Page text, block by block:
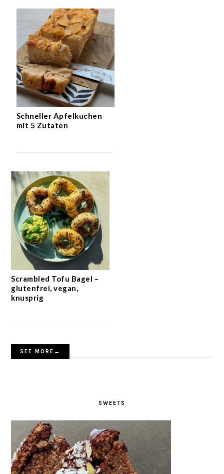
Schneller Apfelkuchen
mit 5 Zutaten
Scrambled Tofu Bagel –
glutenfrei, vegan,
knusprig
SEE MORE→
SWEETS